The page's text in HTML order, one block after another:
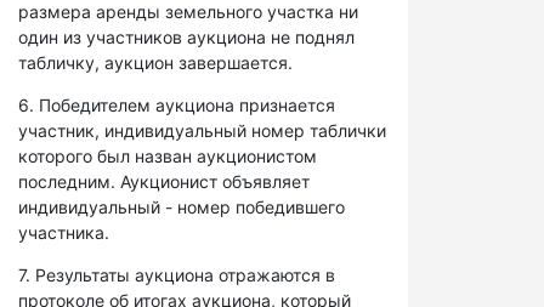
размера аренды земельного участка ни
один из участников аукциона не поднял
табличку, аукцион завершается.
6. Победителем аукциона признается
участник, индивидуальный номер таблички
которого был назван аукционистом
последним. Аукционист объявляет
индивидуальный - номер победившего
участника.
7. Результаты аукциона отражаются в
протоколе об итогах аукциона, который